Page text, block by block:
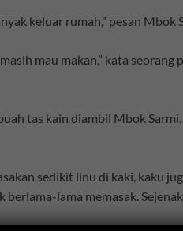
keluar rumah,” pesan Mbok
mau makan,” kata
tas kain diambil Mbok
sedikit linu di kaki, kaku
berlama-lama memasak.